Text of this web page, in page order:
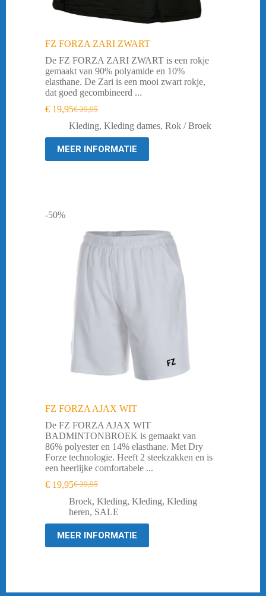
FZ FORZA ZARI ZWART
De FZ FORZA ZARI ZWART is een rokje
gemaakt van 90% polyamide en 10%
elasthane. De Zari is een mooi zwart rokje,
dat goed gecombineerd ...
€39,95
Oorspronkelijke
prijs
was:
€ 39,95.
€ 19,95Huidige
prijs
is:
€ 19,95.
Kleding, Kleding dames, Rok / Broek
MEER INFORMATIE
-50%
FZ FORZA AJAX WIT
De FZ FORZA AJAX WIT
BADMINTONBROEK is gemaakt van
86% polyester en 14% elasthane. Met Dry
Forze technologie. Heeft 2 steekzakken en is
een heerlijke comfortabele ...
€39,95
Oorspronkelijke
prijs
was:
€ 19,95Huidige
prijs
is:
Broek, Kleding, Kleding, Kleding
heren, SALE
MEER INFORMATIE